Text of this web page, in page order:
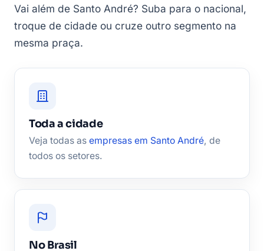
Vai além de Santo André? Suba para o nacional,
troque de cidade ou cruze outro segmento na
mesma praça.
Toda a cidade
Veja todas as empresas em Santo André, de
todos os setores.
No Brasil